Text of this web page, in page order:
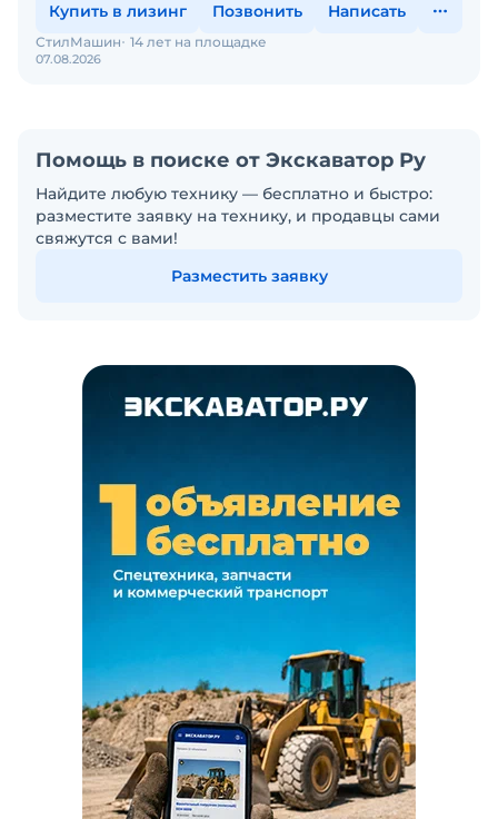
Купить в лизинг Позвонить Написать
07.08.2026
СтилМашин 14 лет на площадке
Помощь в поиске от Экскаватор Ру
Найдите любую технику — бесплатно и быстро:
разместите заявку на технику, и продавцы сами
свяжутся с вами!
Разместить заявку